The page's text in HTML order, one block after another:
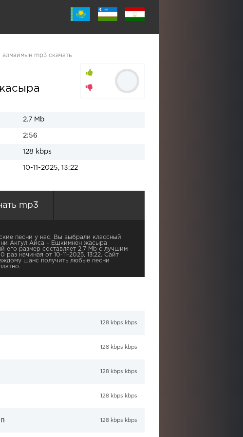
mp3 скачать
2.7 Mb
2:56
128 kbps
10-11-2025, 13:22
mp3
песни у нас. Вы выбрали классный
Акгул Айса – Ешкимнен жасыра
его размер составляет 2.7 Mb с лучшим
раз начиная от 10-11-2025, 13:22. Сайт
шанс получить любые песни
128 kbps kbps
128 kbps kbps
128 kbps kbps
128 kbps kbps
128 kbps kbps